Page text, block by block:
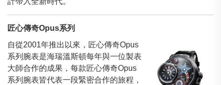
匠心傳奇Opus系列
自從2001年推出以來，匠心傳奇Opus
系列腕表是海瑞溫斯頓每年與一位製表
大師合作的成果，每款匠心傳奇Opus
系列腕表皆代表一段緊密合作的旅程，